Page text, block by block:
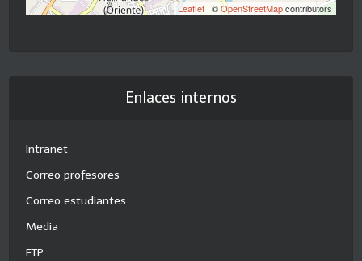
Leaflet| ©OpenStreetMapcontributors
Enlaces internos
Intranet
Correo profesores
Correo estudiantes
Media
FTP